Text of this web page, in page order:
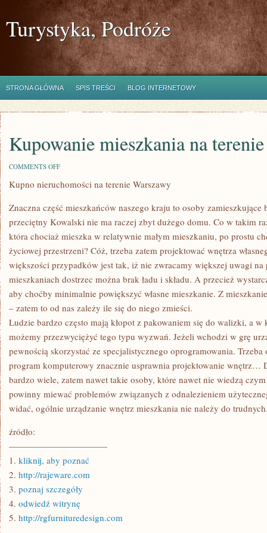
Turystyka, Podróże
STRONA GŁÓWNA SPIS TREŚCI BLOG INTERNETOWY
Kupowanie mieszkania na
COMMENTS OFFON
MIESZKANIA
WARSZAWY
Kupno nieruchomości na terenie Warszawy
Znaczna część mieszkańców naszego kraju to osoby zamieszkujące
przeciętny Kowalski nie ma raczej zbyt dużego domu. Co w takim
która chociaż mieszka w relatywnie małym mieszkaniu, po prostu
życiowej przestrzeni? Cóż, trzeba zatem projektować wnętrza
większości przypadków jest tak, iż nie zwracamy większej uwagi
mieszkaniach dostrzec można brak ładu i składu. A przecież
aby choćby minimalnie powiększyć własne mieszkanie. Z
– zatem to od nas zależy ile się do niego zmieści.
Ludzie bardzo często mają kłopot z pakowaniem się do walizki, a
możemy przezwyciężyć tego typu wyzwań. Jeżeli wchodzi w grę
pewnością skorzystać ze specjalistycznego oprogramowania.
program komputerowy znacznie usprawnia projektowanie wnętrz…
bardzo wiele, zatem nawet takie osoby, które nawet nie wiedzą
powinny miewać problemów związanych z odnalezieniem
widać, ogólnie urządzanie wnętrz mieszkania nie należy do
źródło:
———————————
1. kliknij, aby poznać
2. http://rajeware.com
3. poznaj szczegóły
4. odwiedź witrynę
5. http://rgfurnituredesign.com